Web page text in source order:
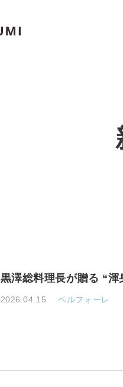
黒澤総料理長が贈る “
2026.04.15 ベルフォーレ